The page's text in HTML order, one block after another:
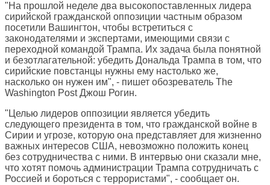
"На прошлой неделе два высокопоставленных лидера
сирийской гражданской оппозиции частным образом
посетили Вашингтон, чтобы встретиться с
законодателями и экспертами, имеющими связи с
переходной командой Трампа. Их задача была понятной
и безотлагательной: убедить Дональда Трампа в том, что
сирийские повстанцы нужны ему настолько же,
насколько он нужен им", - пишет обозреватель The
Washington PostДжош Рогин.
"Целью лидеров оппозиции является убедить
следующего президента в том, что гражданской войне в
Сирии и угрозе, которую она представляет для жизненно
важных интересов США, невозможно положить конец
без сотрудничества с ними. В интервью они сказали мне,
что хотят помочь администрации Трампа сотрудничать с
Россией и бороться с террористами", - сообщает он.